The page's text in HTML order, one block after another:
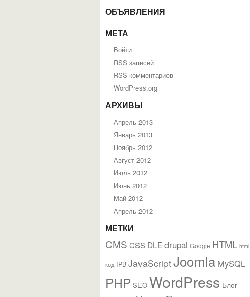
ОБЪЯВЛЕНИЯ
МЕТА
Войти
RSS записей
RSS комментариев
WordPress.org
АРХИВЫ
Апрель 2013
Январь 2013
Ноябрь 2012
Август 2012
Июль 2012
Июнь 2012
Май 2012
Апрель 2012
МЕТКИ
CMS CSS DLEdrupal Google HTML html
код IPB JavaScriptJoomla MySQL
PHP SEO WordPress Блог